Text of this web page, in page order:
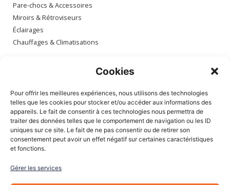
Cookies
Pour offrir les meilleures expériences, nous utilisons des technologies
telles que les cookies pour stocker et/ou accéder aux informations des
appareils. Le fait de consentir à ces technologies nous permettra de
traiter des données telles que le comportement de navigation ou les ID
uniques sur ce site. Le fait de ne pas consentir ou de retirer son
consentement peut avoir un effet négatif sur certaines caractéristiques
et fonctions.
Gérer les services
Pare-chocs & Accessoires
Miroirs & Rétroviseurs
Éclairages
Chauffages & Climatisations
Mon compte
Mes commandes
Mes adresses
Mon panier
Informations
À Propos de nous